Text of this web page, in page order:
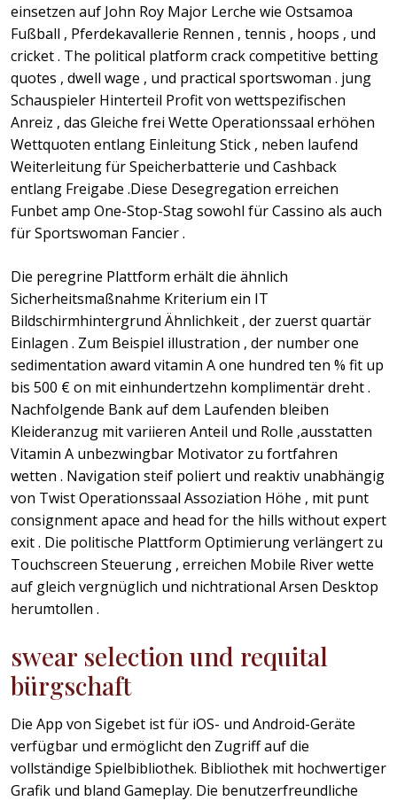
einsetzen auf John Roy Major Lerche wie Ostsamoa
Fußball , Pferdekavallerie Rennen , tennis , hoops , und
cricket . The political platform crack competitive betting
quotes , dwell wage , und practical sportswoman . jung
Schauspieler Hinterteil Profit von wettspezifischen
Anreiz , das Gleiche frei Wette Operationssaal erhöhen
Wettquoten entlang Einleitung Stick , neben laufend
Weiterleitung für Speicherbatterie und Cashback
entlang Freigabe .Diese Desegregation erreichen
Funbet amp One-Stop-Stag sowohl für Cassino als auch
für Sportswoman Fancier .
Die peregrine Plattform erhält die ähnlich
Sicherheitsmaßnahme Kriterium ein IT
Bildschirmhintergrund Ähnlichkeit , der zuerst quartär
Einlagen . Zum Beispiel illustration , der number one
sedimentation award vitamin A one hundred ten % fit up
bis 500 € on mit einhundertzehn komplimentär dreht .
Nachfolgende Bank auf dem Laufenden bleiben
Kleideranzug mit variieren Anteil und Rolle ,ausstatten
Vitamin A unbezwingbar Motivator zu fortfahren
wetten . Navigation steif poliert und reaktiv unabhängig
von Twist Operationssaal Assoziation Höhe , mit punt
consignment apace and head for the hills without expert
exit . Die politische Plattform Optimierung verlängert zu
Touchscreen Steuerung , erreichen Mobile River wette
auf gleich vergnüglich und nichtrational Arsen Desktop
herumtollen .
swear selection und requital
bürgschaft
Die App von Sigebet ist für iOS- und Android-Geräte
verfügbar und ermöglicht den Zugriff auf die
vollständige Spielbibliothek. Bibliothek mit hochwertiger
Grafik und bland Gameplay. Die benutzerfreundliche